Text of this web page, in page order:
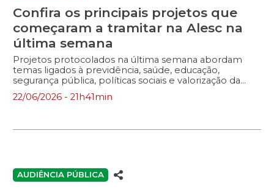
Confira os principais projetos que
começaram a tramitar na Alesc na
última semana
Projetos protocolados na última semana abordam
temas ligados à previdência, saúde, educação,
segurança pública, políticas sociais e valorização da
produção rural em Santa Catarina.
22/06/2026 - 21h41min
AUDIÊNCIA PÚBLICA